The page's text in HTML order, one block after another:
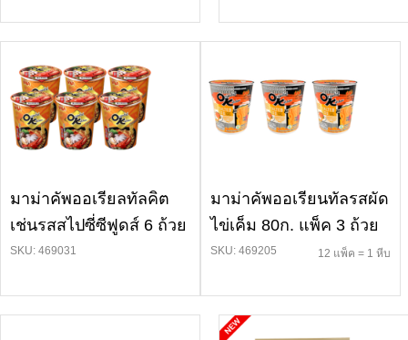
มาม่าคัพออเรียลทัลคิต
เช่นรสสไปซี่ซีฟูดส์ 6 ถ้วย
SKU: 469031
มาม่าคัพออเรียนทัลรสผัด
ไข่เค็ม 80ก. แพ็ค 3 ถ้วย
SKU: 469205 12 แพ็ค = 1 หีบ